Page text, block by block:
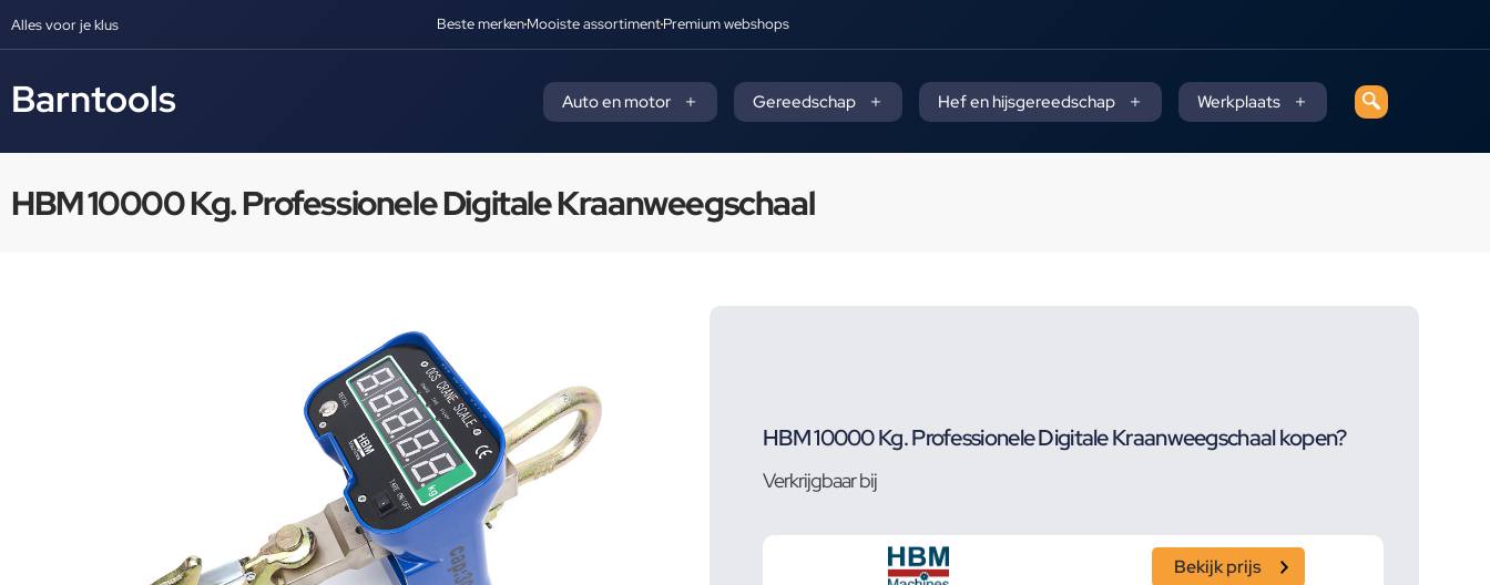
Alles voor je klus Beste merkenMooiste assortimentPremium webshops
Barntools Auto en motor Gereedschap Hef en hijsgereedschap Werkplaats
HBM 10000 Kg. Professionele Digitale Kraanweegschaal
HBM 10000 Kg. Professionele Digitale Kraanweegschaal kopen?
Verkrijgbaar bij
Bekijk prijs